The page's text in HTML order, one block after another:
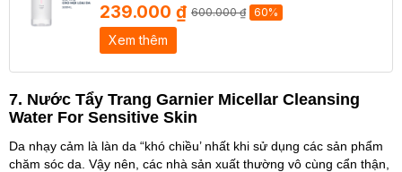
239.000 ₫ 600.000 ₫ 60%
Xem thêm
7. Nước Tẩy Trang Garnier Micellar Cleansing
Water For Sensitive Skin
Da nhạy cảm là làn da “khó chiều’ nhất khi sử dụng các sản phẩm
chăm sóc da. Vậy nên, các nhà sản xuất thường vô cùng cẩn thận,